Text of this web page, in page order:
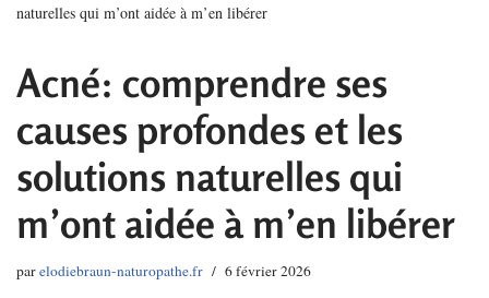
naturelles qui m’ont aidée à m’en libérer
Acné: comprendre ses
causes profondes et les
solutions naturelles qui
m’ont aidée à m’en libérer
parelodiebraun-naturopathe.fr 6 février 2026